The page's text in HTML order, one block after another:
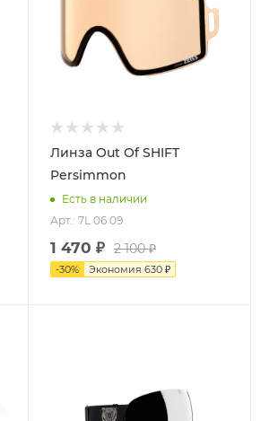
Линза Out Of SHIFT
Persimmon
Есть в наличии
Арт.: 7L 06 09
1 470 ₽ 2 100 ₽
-30% Экономия 630 ₽